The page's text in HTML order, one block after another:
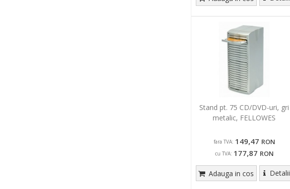
Stand pt. 75 CD/DVD-uri, gri
metalic, FELLOWES
fara TVA: 149,47 RON
cu TVA: 177,87 RON
Adauga in cos Detalii